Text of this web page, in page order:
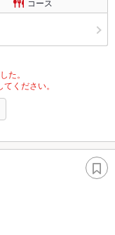
コース
た。
ください。